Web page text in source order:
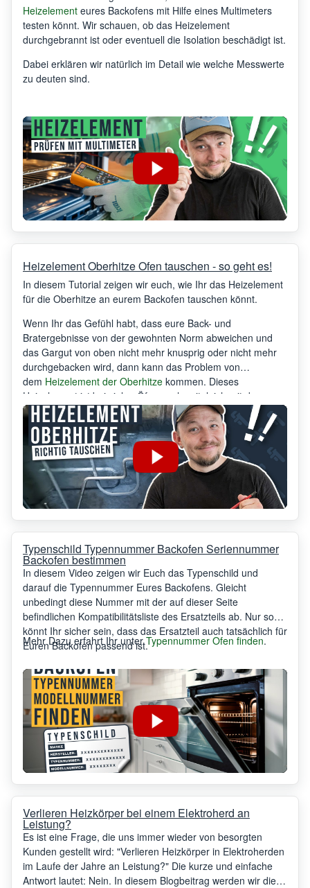
Heizelement eures Backofens mit Hilfe eines Multimeters
testen könnt. Wir schauen, ob das Heizelement
durchgebrannt ist oder eventuell die Isolation beschädigt ist.
Dabei erklären wir natürlich im Detail wie welche Messwerte
zu deuten sind.
Heizelement Oberhitze Ofen tauschen - so geht es!
In diesem Tutorial zeigen wir euch, wie Ihr das Heizelement
für die Oberhitze an eurem Backofen tauschen könnt.
Wenn Ihr das Gefühl habt, dass eure Back- und
Bratergebnisse von der gewohnten Norm abweichen und
das Gargut von oben nicht mehr knusprig oder nicht mehr
durchgebacken wird, dann kann das Problem von
dem Heizelement der Oberhitze kommen. Dieses
Heizelement ist bei vielen Öfen auch zeitgleich mit den
Heizspiralen für die Grillfunktion versehen. Wenn ein
solches Heizelement durchbrennt, dann ist es meist auf den
ersten Blick zu sehen. Ihr könnt dann meist eine
aufgeplatzte Stelle am Heizstab sehen.
Typenschild Typennummer Backofen Seriennummer
Backofen bestimmen
In diesem Video zeigen wir Euch das Typenschild und
darauf die Typennummer Eures Backofens. Gleicht
unbedingt diese Nummer mit der auf dieser Seite
befindlichen Kompatibilitätsliste des Ersatzteils ab. Nur so
könnt Ihr sicher sein, dass das Ersatzteil auch tatsächlich für
Euren Backofen passend ist.
Mehr Dazu erfahrt Ihr unterTypennummer Ofen finden.
Verlieren Heizkörper bei einem Elektroherd an
Leistung?
Es ist eine Frage, die uns immer wieder von besorgten
Kunden gestellt wird: "Verlieren Heizkörper in Elektroherden
im Laufe der Jahre an Leistung?" Die kurze und einfache
Antwort lautet: Nein. In diesem Blogbeitrag werden wir diese